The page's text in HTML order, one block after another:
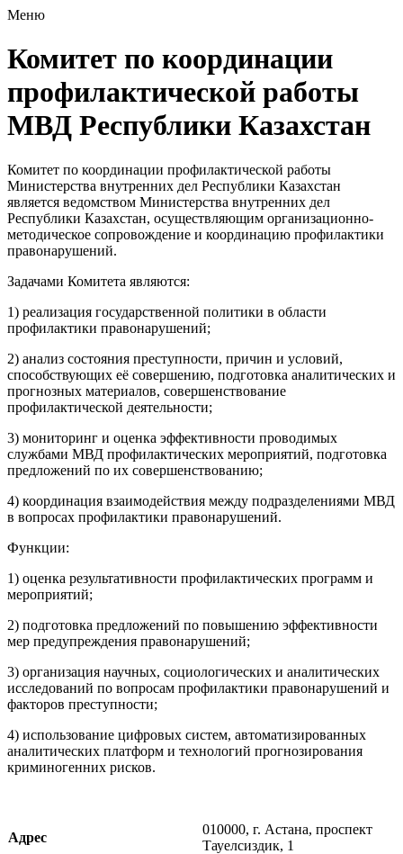
Меню
Комитет по координации
профилактической работы
МВД Республики Казахстан
Комитет по координации профилактической работы
Министерства внутренних дел Республики Казахстан
является ведомством Министерства внутренних дел
Республики Казахстан, осуществляющим организационно-
методическое сопровождение и координацию профилактики
правонарушений.
Задачами Комитета являются:
1) реализация государственной политики в области
профилактики правонарушений;
2) анализ состояния преступности, причин и условий,
способствующих её совершению, подготовка аналитических и
прогнозных материалов, совершенствование
профилактической деятельности;
3) мониторинг и оценка эффективности проводимых
службами МВД профилактических мероприятий, подготовка
предложений по их совершенствованию;
4) координация взаимодействия между подразделениями МВД
в вопросах профилактики правонарушений.
Функции:
1) оценка результативности профилактических программ и
мероприятий;
2) подготовка предложений по повышению эффективности
мер предупреждения правонарушений;
3) организация научных, социологических и аналитических
исследований по вопросам профилактики правонарушений и
факторов преступности;
4) использование цифровых систем, автоматизированных
аналитических платформ и технологий прогнозирования
криминогенних рисков.
Адрес
010000, г. Астана, проспект
Тауелсиздик, 1